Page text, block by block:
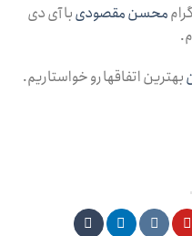
محسن مقصودیبا آی دی
بهترین اتفاقها رو خواستاریم.